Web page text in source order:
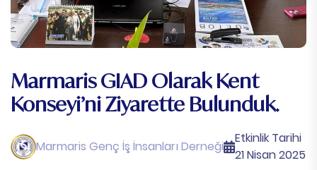
Marmaris GIAD Olarak Kent
Konseyi’ni Ziyarette Bulunduk.
Marmaris Genç İş İnsanları Derneği
Etkinlik Tarihi
21 Nisan 2025